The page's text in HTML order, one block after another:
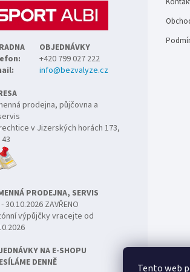
Tento web
OBJEDNÁVKY
+420 799 027 222
info@bezvalyze.cz
prodejna, půjčovna a
v Jizerských horách 173,
PRODEJNA, SERVIS
30.10.2026 ZAVŘENO
výpůjčky vracejte od
NA E-SHOPU
DENNĚ